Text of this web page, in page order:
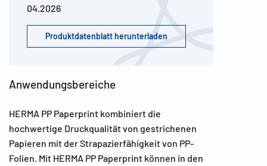
04.2026
Produktdatenblatt herunterladen
Anwendungsbereiche
HERMA PP Paperprint kombiniert die
hochwertige Druckqualität von gestrichenen
Papieren mit der Strapazierfähigkeit von PP-
Folien. Mit HERMA PP Paperprint können in den